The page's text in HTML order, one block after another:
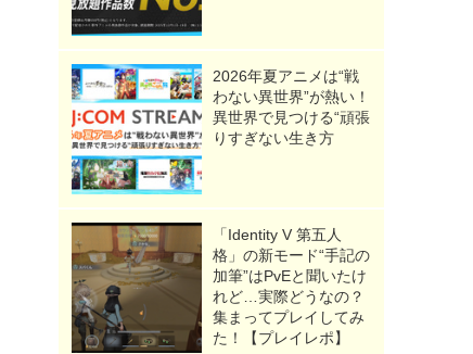
2026年夏アニメは“戦
わない異世界”が熱い！
異世界で見つける“頑張
りすぎない生き方
「Identity V 第五人
格」の新モード“手記の
加筆”はPvEと聞いたけ
れど…実際どうなの？
集まってプレイしてみ
た！【プレイレポ】